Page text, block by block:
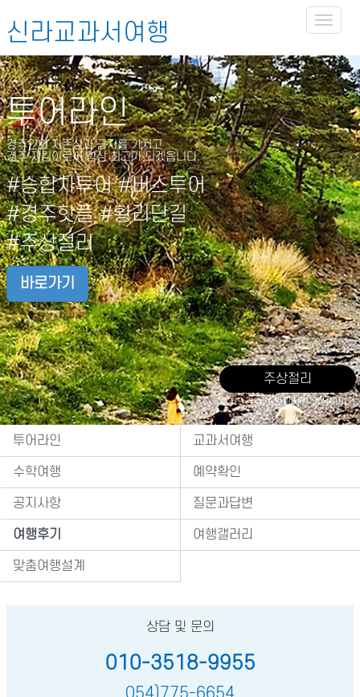
Toggle
신라교과서여행
투어라인
경주인의 자존심과 긍지를 가지고
경주 지킴이로써 항상 최고가 되겠읍니다.
#승합차투어 #버스투어
#경주핫플 #황리단길
#주상절리
바로가기
주상절리
출처 : 경주시 관광자원 영상이미지
투어라인 교과서여행
수학여행 예약확인
공지사항 질문과답변
여행후기 여행갤러리
맞춤여행설계
상담 및 문의
010-3518-9955